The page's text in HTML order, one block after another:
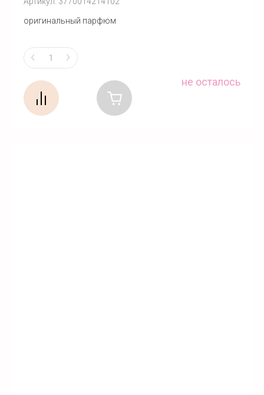
оригинальный парфюм
не осталось